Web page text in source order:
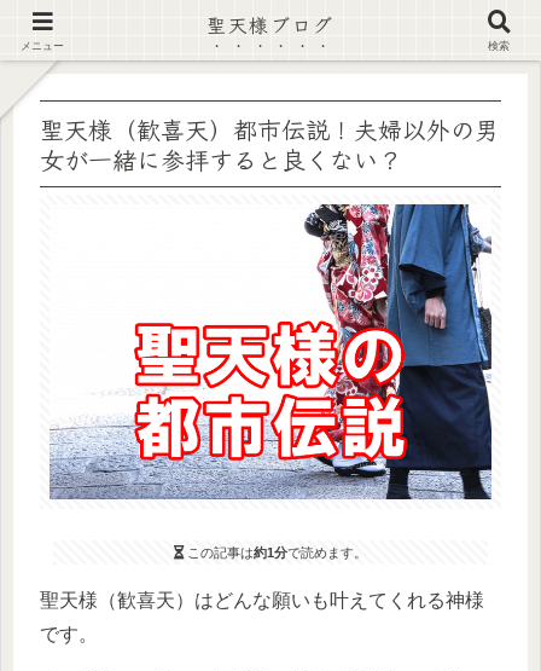
【注意喚起】偽サイト及び偽情報に注意 ▶確認する◀
聖天様（歓喜天）都市伝説！夫婦以外の男
女が一緒に参拝すると良くない？
この記事は約1分で読めます。
聖天様（歓喜天）はどんな願いも叶えてくれる神様
です。
メニュー
聖天様ブログ
検索